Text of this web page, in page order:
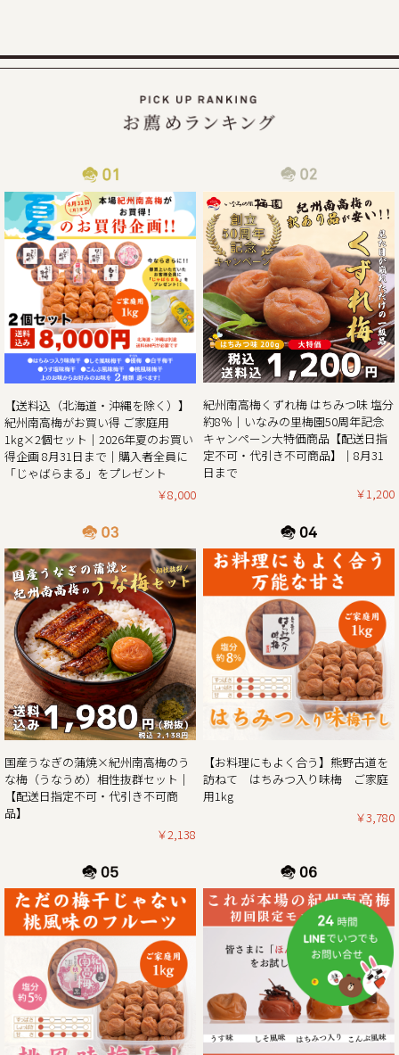
津波の影響で、物流がストップしてしまい、納期通りに商品
をお届けすることが現状困難となってしまっております。
2025/06/14
梅の大凶作にも負けず紀州南高梅の「夏のお買い得企画」開
催!!
この度、ご家庭用梅干1kg×2個セットが大変お得にお買い求
めいただける夏のお買い得企画を8月31日（日）まで開催さ
せていただきます。また、期間中当企画の商品をご購入いた
だいたお客様全員に和歌山県北山村が原産のじゃばらを使っ
たジュース「じゃばらまる」もプレゼント！
の4月に降った雹（ひょう）被害により、2年連続の梅の大凶
作となり梅の収量は例年の半分〜3割の見込みとなりまし
た。そんな中でも天災にも負けず強く育った梅を皆さまの元
へお届けしたい、そんな想いから夏のお買い得企画を開催さ
2025/05/13
生クリームぱんだ感謝還元セール!!｜生クリームぱんだ21個
セットを大特価販売中!!
皆さまに親しまれた和歌山のジャイアントパンダが6月で中
国に返還となります。
「今までありがとう」の感謝を気持ちを込めて、生クリーム
ぱんだ感謝還元セールを開催させていただきます。
生クリームぱんだ21個セットが大特価!!ぜひこの機会をお見
逃しなく。
2025/02/01
紀州南高梅がお買い得な春の花まつり企画 & ご購入でポイン
ト5倍プレゼントのダブルキャンペーン開催！！
この度、ご家庭用梅干1kg×2個セットが大変お得にお買い求
めいただけるお買い得企画を開催させていただきます。ま
た、期間中当企画の商品をご購入いただいたお客様全員に
さらにダブルキャンペーンとして、今ならショップ内の全商
品を対象にご購入時に通常のポイント5倍プレゼント！
ぜひお得なこの機会に本場紀州南高梅の梅干しをご賞味くだ
2025/01/06
2025年新春梅干しお買得企画のご案内｜紀州南高梅ご家庭用
1kg×2個セットを税込・送料込みのお買い得価格にて販売
【送料込（北海道・沖縄を除く）】
紀州南高梅がお買い得 ご家庭用
1kg×2個セット｜2026年夏のお買い
得企画 8月31日まで｜購入者全員に
「じゃばらまる」をプレゼント
￥8,000
紀州南高梅くずれ梅 はちみつ味 塩分
約8％｜いなみの里梅園50周年記念
キャンペーン大特価商品【配送日指
定不可・代引き不可商品】｜8月31
日まで
￥1,200
国産うなぎの蒲焼×紀州南高梅のう
な梅（うなうめ）相性抜群セット｜
【配送日指定不可・代引き不可商
品】
￥2,138
【お料理にもよく合う】熊野古道を
訪ねて はちみつ入り味梅 ご家庭
用1kg
￥3,780